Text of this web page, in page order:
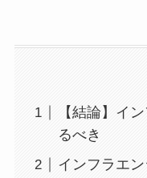
【結論】イ
るべき
インフラエ